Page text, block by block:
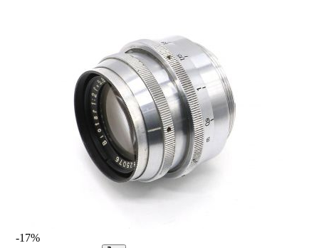
-17%